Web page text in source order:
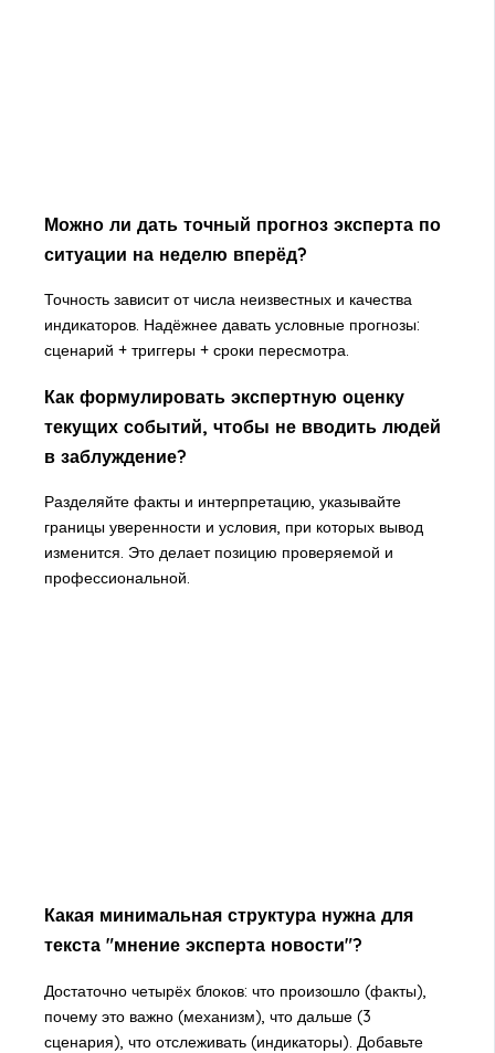
Можно ли дать точный прогноз эксперта по
ситуации на неделю вперёд?
Точность зависит от числа неизвестных и качества
индикаторов. Надёжнее давать условные прогнозы:
сценарий + триггеры + сроки пересмотра.
Как формулировать экспертную оценку
текущих событий, чтобы не вводить людей
в заблуждение?
Разделяйте факты и интерпретацию, указывайте
границы уверенности и условия, при которых вывод
изменится. Это делает позицию проверяемой и
профессиональной.
Какая минимальная структура нужна для
текста "мнение эксперта новости"?
Достаточно четырёх блоков: что произошло (факты),
почему это важно (механизм), что дальше (3
сценария), что отслеживать (индикаторы). Добавьте